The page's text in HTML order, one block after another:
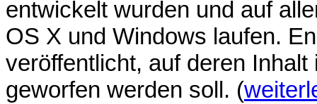
entwickelt wurden und auf
OS X und Windows laufen.
veröffentlicht, auf deren
geworfen werden soll. (